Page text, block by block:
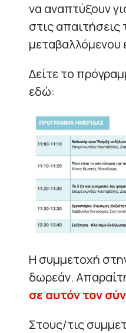
να αναπτύξουν
στις
μεταβαλλόμενου
Δείτε το
εδώ:
Η συμμετοχή
δωρεάν.
σε αυτόν τον
Στους/τις